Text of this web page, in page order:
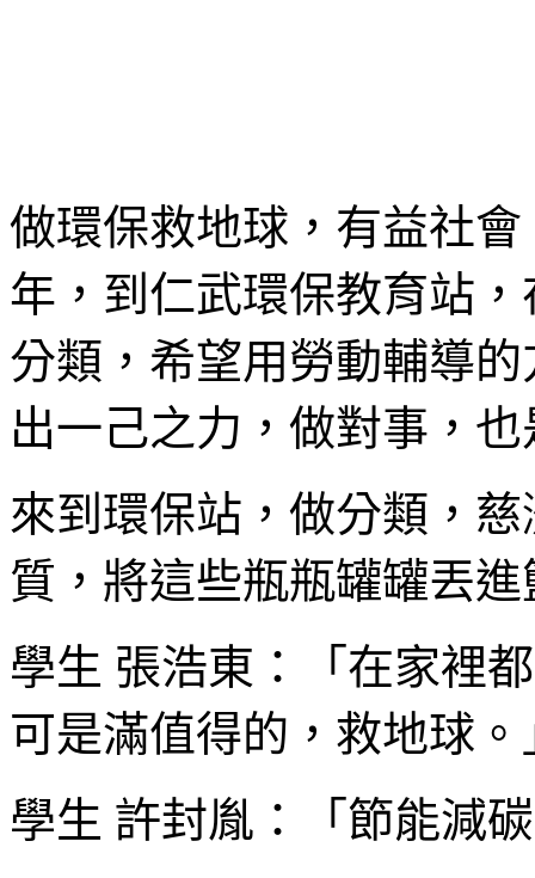
做環保救地球，有益社
年，到仁武環保教育站
分類，希望用勞動輔導
出一己之力，做對事，
來到環保站，做分類，
質，將這些瓶瓶罐罐丟
學生 張浩東：「在家裡
可是滿值得的，救地球。
學生 許封胤：「節能減